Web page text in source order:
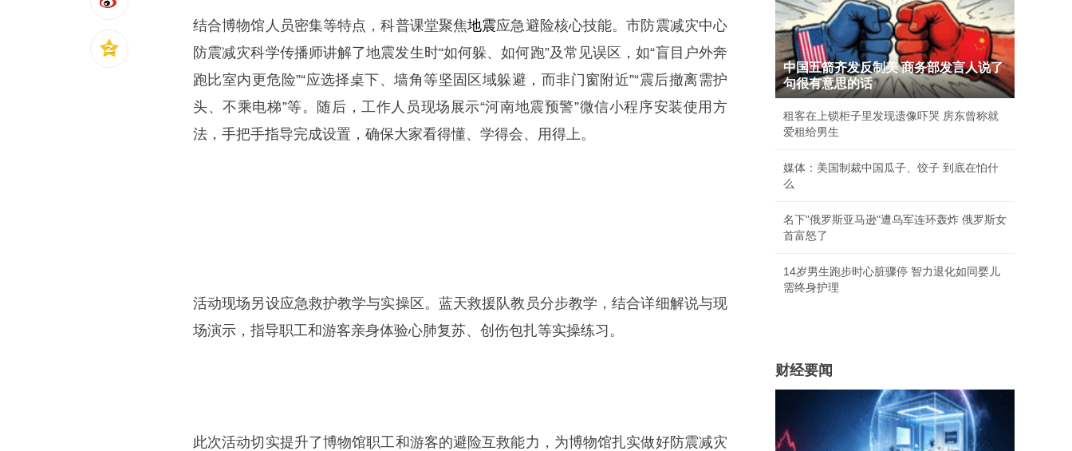
结合博物馆人员密集等特点，科普课堂聚焦地震应急避险核心技能。市防震减灾中心
防震减灾科学传播师讲解了地震发生时“如何躲、如何跑”及常见误区，如“盲目户外奔
跑比室内更危险”“应选择桌下、墙角等坚固区域躲避，而非门窗附近”“震后撤离需护
头、不乘电梯”等。随后，工作人员现场展示“河南地震预警”微信小程序安装使用方
法，手把手指导完成设置，确保大家看得懂、学得会、用得上。
活动现场另设应急救护教学与实操区。蓝天救援队教员分步教学，结合详细解说与现
场演示，指导职工和游客亲身体验心肺复苏、创伤包扎等实操练习。
此次活动切实提升了博物馆职工和游客的避险互救能力，为博物馆扎实做好防震减灾
中国五箭齐发反制美 商务部发言人说了
句很有意思的话
租客在上锁柜子里发现遗像吓哭 房东曾称就
爱租给男生
媒体：美国制裁中国瓜子、饺子 到底在怕什
么
名下"俄罗斯亚马逊"遭乌军连环轰炸 俄罗斯女
首富怒了
14岁男生跑步时心脏骤停 智力退化如同婴儿
需终身护理
财经要闻